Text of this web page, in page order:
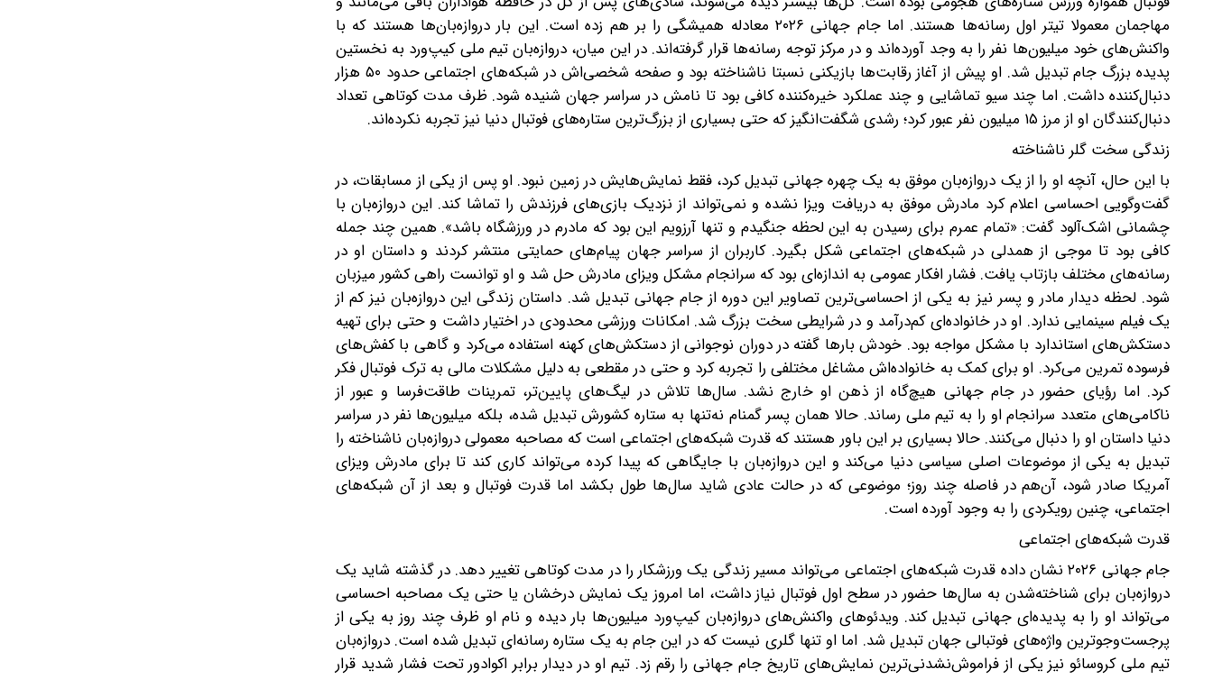
مهاجمان معمولا تیتر اول رسانه‌ها هستند. اما جام جهانی ۲۰۲۶ معادله همیشگی را بر هم زده است. این بار دروازه‌بان‌ها هستند که با
واکنش‌های خود میلیون‌ها نفر را به وجد آورده‌اند و در مرکز توجه رسانه‌ها قرار گرفته‌اند. در این میان، دروازه‌بان تیم ملی کیپ‌ورد به نخستین
پدیده بزرگ جام تبدیل شد. او پیش از آغاز رقابت‌ها بازیکنی نسبتا ناشناخته بود و صفحه شخصی‌اش در شبکه‌های اجتماعی حدود ۵۰ هزار
دنبال‌کننده داشت. اما چند سیو تماشایی و چند عملکرد خیره‌کننده کافی بود تا نامش در سراسر جهان شنیده شود. ظرف مدت کوتاهی تعداد
دنبال‌کنندگان او از مرز ۱۵ میلیون نفر عبور کرد؛ رشدی شگفت‌انگیز که حتی بسیاری از بزرگ‌ترین ستاره‌های فوتبال دنیا نیز تجربه نکرده‌اند.
زندگی سخت گلر ناشناخته
با این حال، آنچه او را از یک دروازه‌بان موفق به یک چهره جهانی تبدیل کرد، فقط نمایش‌هایش در زمین نبود. او پس از یکی از مسابقات، در
گفت‌وگویی احساسی اعلام کرد مادرش موفق به دریافت ویزا نشده و نمی‌تواند از نزدیک بازی‌های فرزندش را تماشا کند. این دروازه‌بان با
چشمانی اشک‌آلود گفت: «تمام عمرم برای رسیدن به این لحظه جنگیدم و تنها آرزویم این بود که مادرم در ورزشگاه باشد». همین چند جمله
کافی بود تا موجی از همدلی در شبکه‌های اجتماعی شکل بگیرد. کاربران از سراسر جهان پیام‌های حمایتی منتشر کردند و داستان او در
رسانه‌های مختلف بازتاب یافت. فشار افکار عمومی به اندازه‌ای بود که سرانجام مشکل ویزای مادرش حل شد و او توانست راهی کشور میزبان
شود. لحظه دیدار مادر و پسر نیز به یکی از احساسی‌ترین تصاویر این دوره از جام جهانی تبدیل شد. داستان زندگی این دروازه‌بان نیز کم از
یک فیلم سینمایی ندارد. او در خانواده‌ای کم‌درآمد و در شرایطی سخت بزرگ شد. امکانات ورزشی محدودی در اختیار داشت و حتی برای تهیه
دستکش‌های استاندارد با مشکل مواجه بود. خودش بارها گفته در دوران نوجوانی از دستکش‌های کهنه استفاده می‌کرد و گاهی با کفش‌های
فرسوده تمرین می‌کرد. او برای کمک به خانواده‌اش مشاغل مختلفی را تجربه کرد و حتی در مقطعی به دلیل مشکلات مالی به ترک فوتبال فکر
کرد. اما رؤیای حضور در جام جهانی هیچ‌گاه از ذهن او خارج نشد. سال‌ها تلاش در لیگ‌های پایین‌تر، تمرینات طاقت‌فرسا و عبور از
ناکامی‌های متعدد سرانجام او را به تیم ملی رساند. حالا همان پسر گمنام نه‌تنها به ستاره کشورش تبدیل شده، بلکه میلیون‌ها نفر در سراسر
دنیا داستان او را دنبال می‌کنند. حالا بسیاری بر این باور هستند که قدرت شبکه‌های اجتماعی است که مصاحبه معمولی دروازه‌بان ناشناخته را
تبدیل به یکی از موضوعات اصلی سیاسی دنیا می‌کند و این دروازه‌بان با جایگاهی که پیدا کرده می‌تواند کاری کند تا برای مادرش ویزای
آمریکا صادر شود، آن‌هم در فاصله چند روز؛ موضوعی که در حالت عادی شاید سال‌ها طول بکشد اما قدرت فوتبال و بعد از آن‌ شبکه‌های
اجتماعی، چنین رویکردی را به وجود آورده است.
قدرت شبکه‌های اجتماعی
جام جهانی ۲۰۲۶ نشان داده قدرت شبکه‌های اجتماعی می‌تواند مسیر زندگی یک ورزشکار را در مدت کوتاهی تغییر دهد. در گذشته شاید یک
دروازه‌بان برای شناخته‌شدن به سال‌ها حضور در سطح اول فوتبال نیاز داشت، اما امروز یک نمایش درخشان یا حتی یک مصاحبه احساسی
می‌تواند او را به پدیده‌ای جهانی تبدیل کند. ویدئوهای واکنش‌های دروازه‌بان کیپ‌ورد میلیون‌ها بار دیده و نام او ظرف چند روز به یکی از
پرجست‌وجوترین واژه‌های فوتبالی جهان تبدیل شد. اما او تنها گلری نیست که در این جام به یک ستاره رسانه‌ای تبدیل شده است. دروازه‌بان
تیم ملی کروسائو نیز یکی از فراموش‌نشدنی‌ترین نمایش‌های تاریخ جام جهانی را رقم زد. تیم او در دیدار برابر اکوادور تحت فشار شدید قرار